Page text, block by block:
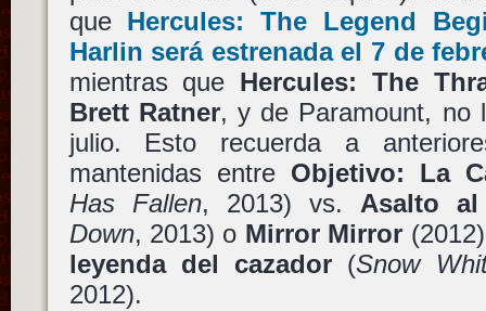
que Hercules: The Legend
Harlin será estrenada el 7 de
mientras que Hercules: The
Brett Ratner, y de Paramount, no
julio. Esto recuerda a
mantenidas entre Objetivo: La
Has Fallen, 2013) vs. Asalto
Down, 2013) o Mirror Mirror
leyenda del cazador (Snow
2012).